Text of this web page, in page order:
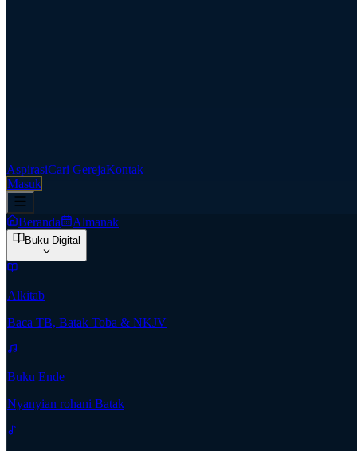
AspirasiCari GerejaKontak
Masuk
Beranda Almanak
Buku Digital
Alkitab
Baca TB, Batak Toba & NKJV
Buku Ende
Nyanyian rohani Batak